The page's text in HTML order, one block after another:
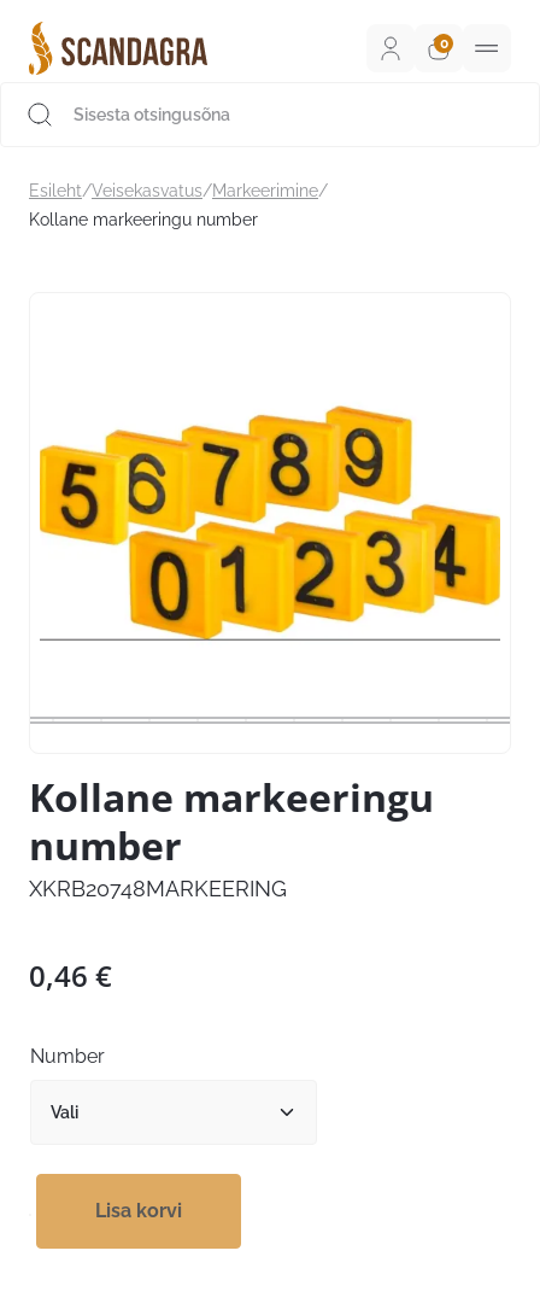
sisu
juurde
Esileht/Veisekasvatus/Markeerimine/
Kollane markeeringu number
Kollane markeeringu
number
XKRB20748MARKEERING
0,46 €
Number
Lisa korvi